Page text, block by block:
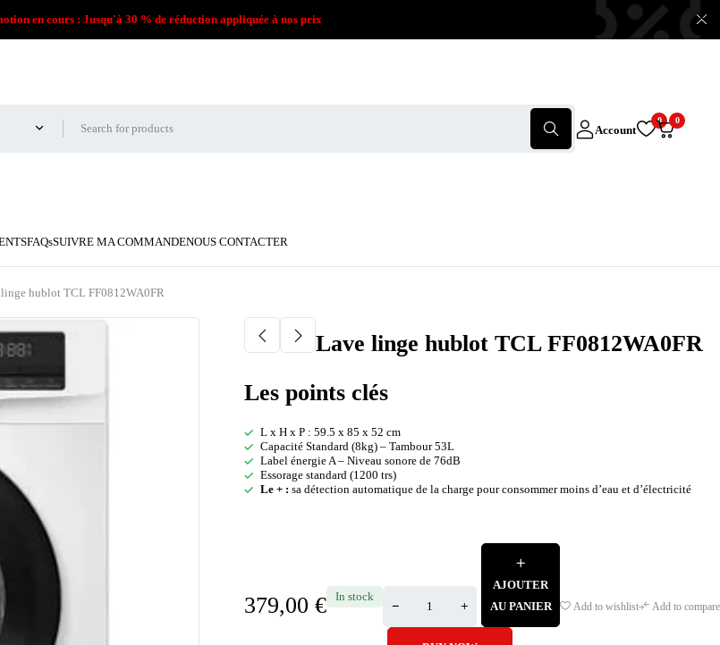
en cours : Jusqu'à 30 % de réduction appliquée à nos prix
Account
0 0
FAQsSUIVRE MA COMMANDENOUS CONTACTER
hublot TCL FF0812WA0FR
Lave linge hublot TCL FF0812WA0FR
Les points clés
L x H x P : 59.5 x 85 x 52 cm
Capacité Standard (8kg) – Tambour 53L
Label énergie A – Niveau sonore de 76dB
Essorage standard (1200 trs)
Le + : sa détection automatique de la charge pour consommer moins d’eau et d’électricité
379,00 € In stock
AJOUTER
AU PANIER
Add to wishlist Add to compare